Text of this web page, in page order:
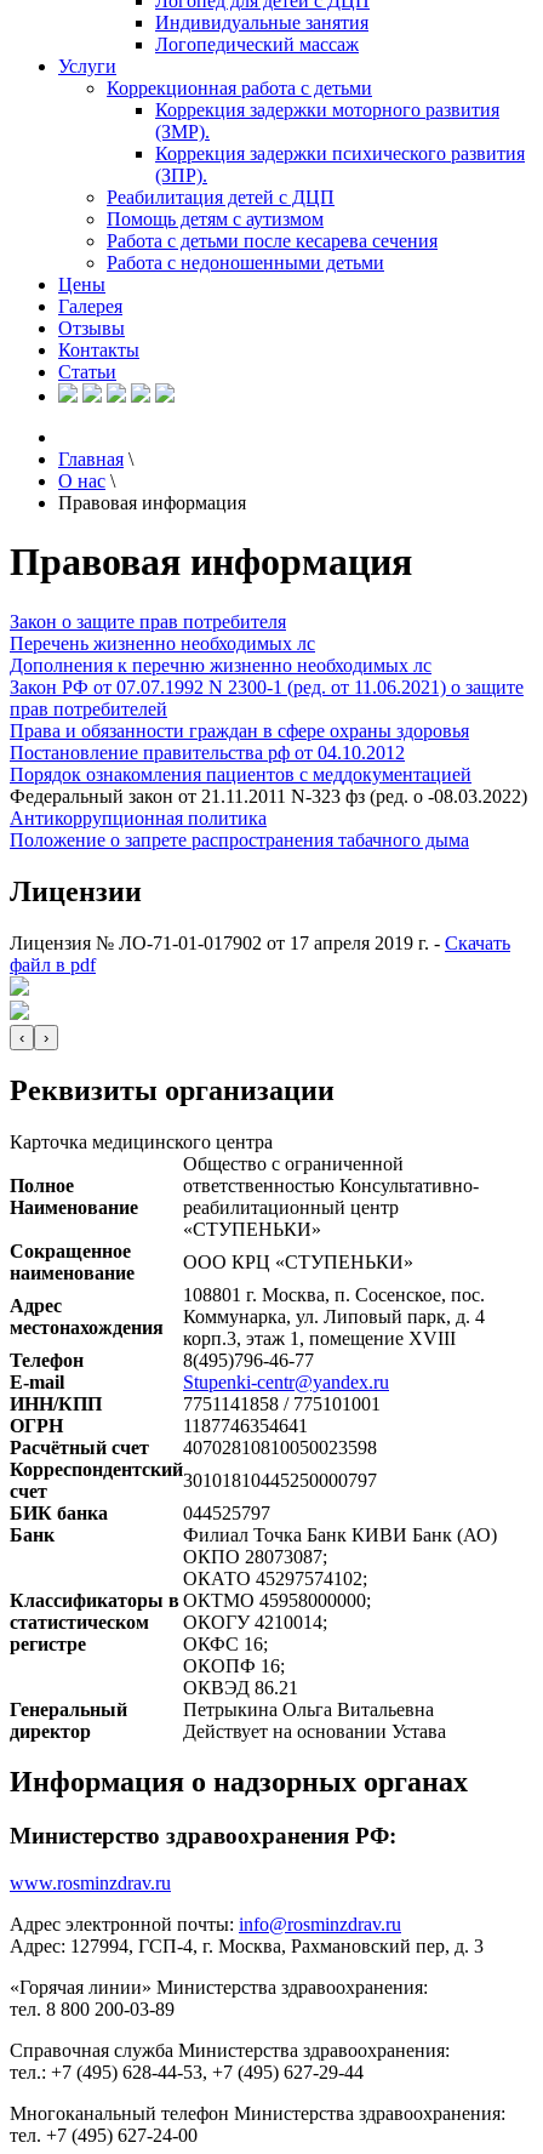
Индивидуальные занятия
Логопедический массаж
Услуги
Коррекционная работа с детьми
Коррекция задержки моторного развития
(ЗМР).
Коррекция задержки психического развития
(ЗПР).
Реабилитация детей с ДЦП
Помощь детям с аутизмом
Работа с детьми после кесарева сечения
Работа с недоношенными детьми
Цены
Галерея
Отзывы
Контакты
Статьи
Главная \
О нас \
Правовая информация
Правовая информация
Закон о защите прав потребителя
Перечень жизненно необходимых лс
Дополнения к перечню жизненно необходимых лс
Закон РФ от 07.07.1992 N 2300-1 (ред. от 11.06.2021) о защите
прав потребителей
Права и обязанности граждан в сфере охраны здоровья
Постановление правительства рф от 04.10.2012
Порядок ознакомления пациентов с меддокументацией
Федеральный закон от 21.11.2011 N-323 фз (ред. о -08.03.2022)
Антикоррупционная политика
Положение о запрете распространения табачного дыма
Лицензии
Лицензия № ЛО-71-01-017902 от 17 апреля 2019 г. - Скачать
файл в pdf
‹ ›
Реквизиты организации
Карточка медицинского центра
Полное
Наименование
Общество с ограниченной
ответственностью Консультативно-
реабилитационный центр
«СТУПЕНЬКИ»
Сокращенное
наименование
ООО КРЦ «СТУПЕНЬКИ»
Адрес
местонахождения
108801 г. Москва, п. Сосенское, пос.
Коммунарка, ул. Липовый парк, д. 4
корп.3, этаж 1, помещение XVIII
Телефон
8(495)796-46-77
E-mail
Stupenki-centr@yandex.ru
ИНН/КПП
7751141858 / 775101001
ОГРН
1187746354641
Расчётный счет
40702810810050023598
Корреспондентский
счет
30101810445250000797
БИК банка
044525797
Банк
Филиал Точка Банк КИВИ Банк (АО)
Классификаторы в
статистическом
регистре
ОКПО 28073087;
ОКАТО 45297574102;
ОКТМО 45958000000;
ОКОГУ 4210014;
ОКФС 16;
ОКОПФ 16;
ОКВЭД 86.21
Генеральный
директор
Петрыкина Ольга Витальевна
Действует на основании Устава
Информация о надзорных органах
Министерство здравоохранения РФ:
www.rosminzdrav.ru
Адрес электронной почты: info@rosminzdrav.ru
Адрес: 127994, ГСП-4, г. Москва, Рахмановский пер, д. 3
«Горячая линии» Министерства здравоохранения:
тел. 8 800 200-03-89
Справочная служба Министерства здравоохранения:
тел.: +7 (495) 628-44-53, +7 (495) 627-29-44
Многоканальный телефон Министерства здравоохранения:
тел. +7 (495) 627-24-00